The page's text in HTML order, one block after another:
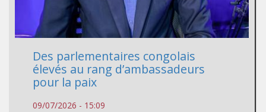
Des parlementaires congolais
élevés au rang d’ambassadeurs
pour la paix
09/07/2026 - 15:09